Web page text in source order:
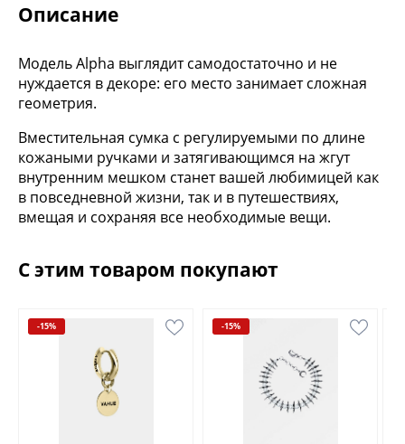
Описание
Модель Alpha выглядит самодостаточно и не
нуждается в декоре: его место занимает сложная
геометрия.
Вместительная сумка с регулируемыми по длине
кожаными ручками и затягивающимся на жгут
внутренним мешком станет вашей любимицей как
в повседневной жизни, так и в путешествиях,
вмещая и сохраняя все необходимые вещи.
• 1 объёмный внутренний карман на молнии
С этим товаром покупают
-15% -15%